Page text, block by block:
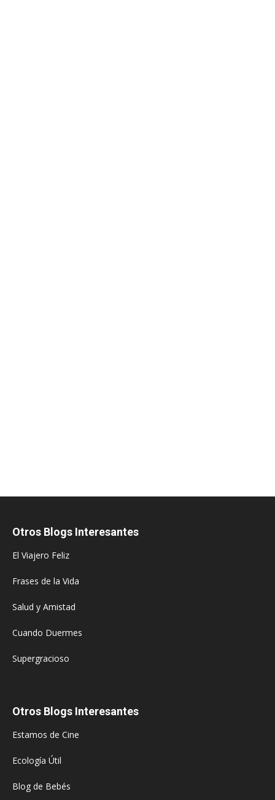
Otros Blogs Interesantes
El Viajero Feliz
Frases de la Vida
Salud y Amistad
Cuando Duermes
Supergracioso
Otros Blogs Interesantes
Estamos de Cine
Ecología Útil
Blog de Bebés